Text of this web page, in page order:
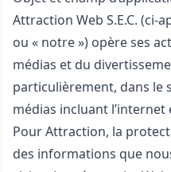
Attraction Web S.E.C. (ci-
ou « notre ») opère ses
médias et du
particulièrement, dans le
médias incluant
Pour Attraction, la
des informations que